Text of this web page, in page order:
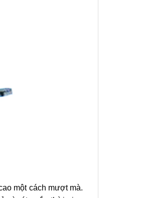
một cách mượt mà.